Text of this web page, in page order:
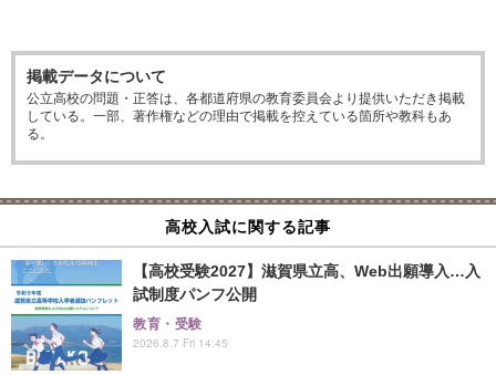
掲載データについて
公立高校の問題・正答は、各都道府県の教育委員会より提供いただき掲載
している。一部、著作権などの理由で掲載を控えている箇所や教科もあ
る。
高校入試に関する記事
【高校受験2027】滋賀県立高、Web出願導入…入
試制度パンフ公開
教育・受験
2026.8.7 Fri 14:45